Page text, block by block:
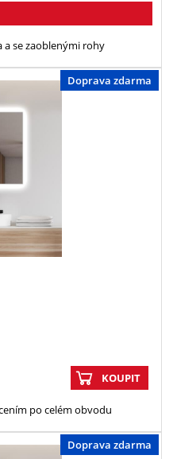
a se zaoblenými rohy
Doprava zdarma
KOUPIT
po celém obvodu
Doprava zdarma